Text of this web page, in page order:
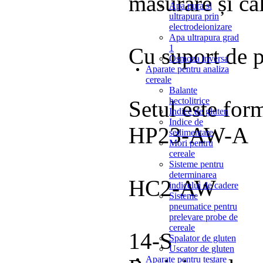
Apa pura si
ultrapura prin
electrodeionizare
Apa ultrapura grad
1
Osmoza inversa
Aparate pentru analiza
cereale
Balante
hectolitrice
Indice de gluten
Indice de
sedimentare
Mori pentru
cereale
Sisteme pentru
determinarea
indicelui de cadere
Sisteme
pneumatice pentru
prelevare probe de
cereale
Spalator de gluten
Uscator de gluten
Aparate pentru testare
Cu suport de
Setul este
HP23-AW-A
HC2-AW
14-S